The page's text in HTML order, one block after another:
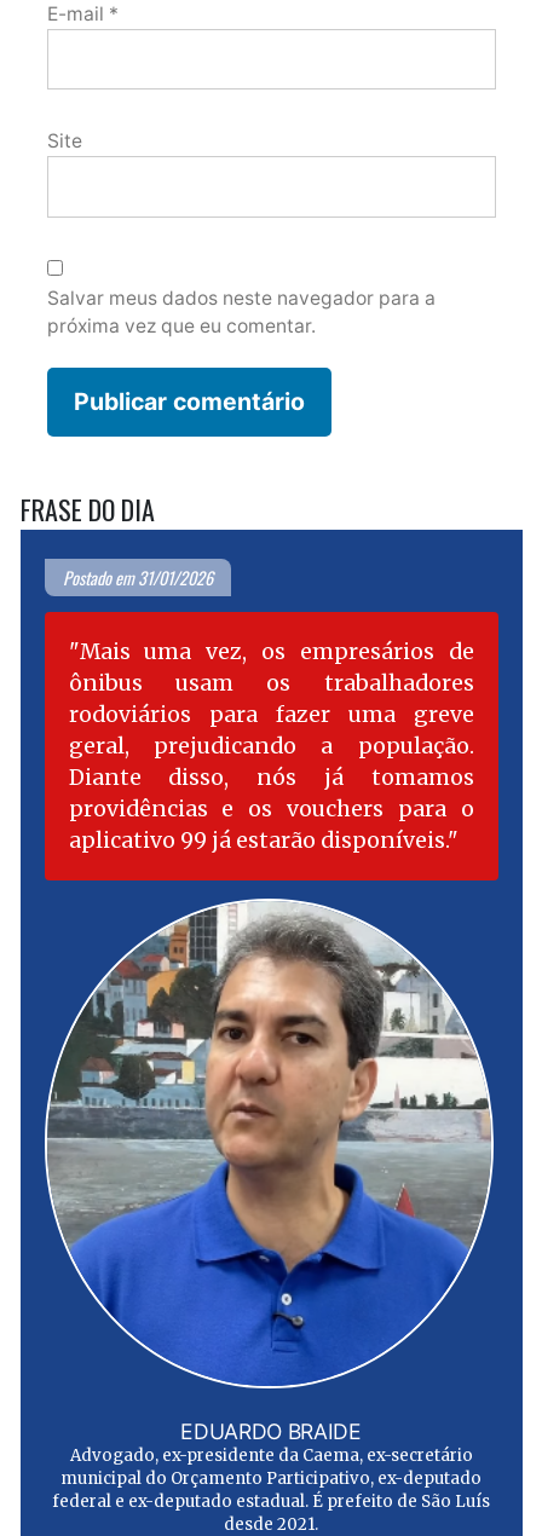
E-mail *
Site
Salvar meus dados neste navegador para a
próxima vez que eu comentar.
FRASE DO DIA
Postado em 31/01/2026
Mais uma vez, os empresários de
ônibus usam os trabalhadores
rodoviários para fazer uma greve
geral, prejudicando a população.
Diante disso, nós já tomamos
providências e os vouchers para o
aplicativo 99 já estarão disponíveis.
EDUARDO BRAIDE
Advogado, ex-presidente da Caema, ex-secretário
municipal do Orçamento Participativo, ex-deputado
federal e ex-deputado estadual. É prefeito de São Luís
desde 2021.